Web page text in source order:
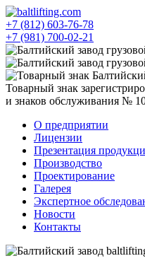
+7 (812) 603-76-78
+7 (981) 700-02-21
Товарный знак
и знаков обслуживания №
О предприятии
Лицензии
Презентация
Производство
Проектирование
Галерея
Экспертное
Новости
Контакты